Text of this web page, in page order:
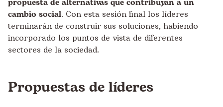
propuesta de alternativas que contribuyan a un
cambio social. Con esta sesión final los líderes
terminarán de construir sus soluciones, habiendo
incorporado los puntos de vista de diferentes
sectores de la sociedad.
Propuestas de líderes